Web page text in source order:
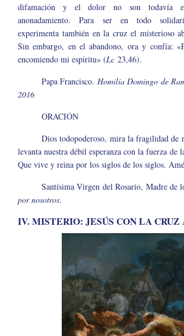
difamación y el dolor no son todavía
anonadamiento. Para ser en todo
experimenta también en la cruz el misterioso
Sin embargo, en el abandono, ora y confía:
encomiendo mi espíritu» (Lc 23,46).
Papa Francisco. Homilía Domingo de
2016
ORACIÓN
Dios todopoderoso, mira la fragilidad de
levanta nuestra débil esperanza con la fuerza de
Que vive y reina por los siglos de los siglos.
Santísima Virgen del Rosario, Madre de
por nosotros.
IV. MISTERIO: JESÚS CON LA CRUZ